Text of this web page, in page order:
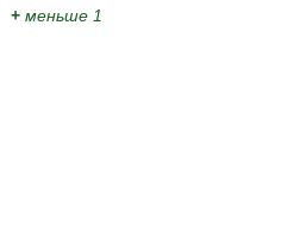
+ меньше 1